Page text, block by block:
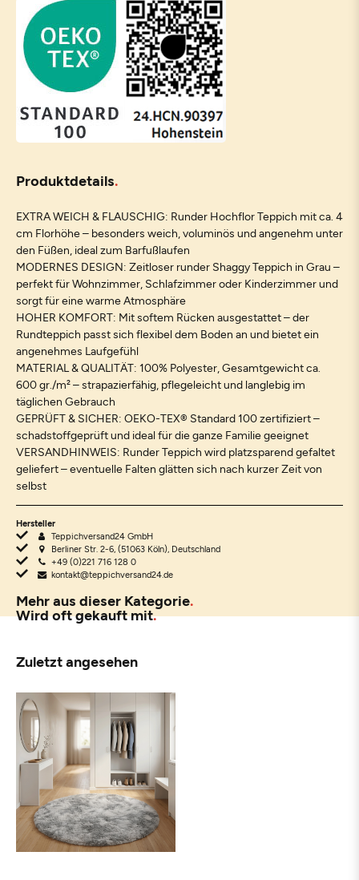
Produktdetails
EXTRA WEICH & FLAUSCHIG: Runder Hochflor Teppich mit ca. 4
cm Florhöhe – besonders weich, voluminös und angenehm unter
den Füßen, ideal zum Barfußlaufen
MODERNES DESIGN: Zeitloser runder Shaggy Teppich in Grau –
perfekt für Wohnzimmer, Schlafzimmer oder Kinderzimmer und
sorgt für eine warme Atmosphäre
HOHER KOMFORT: Mit softem Rücken ausgestattet – der
Rundteppich passt sich flexibel dem Boden an und bietet ein
angenehmes Laufgefühl
MATERIAL & QUALITÄT: 100% Polyester, Gesamtgewicht ca.
600 gr./m² – strapazierfähig, pflegeleicht und langlebig im
täglichen Gebrauch
GEPRÜFT & SICHER: OEKO-TEX® Standard 100 zertifiziert –
schadstoffgeprüft und ideal für die ganze Familie geeignet
VERSANDHINWEIS: Runder Teppich wird platzsparend gefaltet
geliefert – eventuelle Falten glätten sich nach kurzer Zeit von
selbst
Hersteller
Teppichversand24 GmbH
Berliner Str. 2-6, (51063 Köln), Deutschland
+49 (0)221 716 128 0
kontakt@teppichversand24.de
Mehr aus dieser Kategorie
Wird oft gekauft mit
Zuletzt angesehen